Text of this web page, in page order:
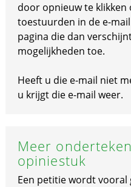
door opnieuw te klikken
toestuurden in de e-
pagina die dan
mogelijkheden toe.
Heeft u die e-mail niet
u krijgt die e-mail weer.
Meer
opiniestuk
Een petitie wordt